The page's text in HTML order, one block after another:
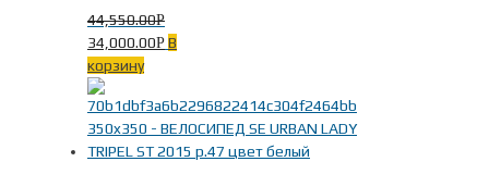
44,550.00Р
34,000.00Р В
корзину